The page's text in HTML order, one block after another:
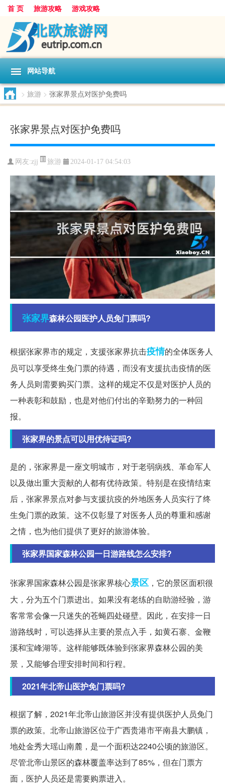
首 页 旅游攻略 游戏攻略
网站导航
> 旅游 > 张家界景点对医护免费吗
张家界景点对医护免费吗
网友:zjj 旅游 2024-01-17 04:54:03
张家界森林公园医护人员免门票吗?
根据张家界市的规定，支援张家界抗击疫情的全体医务人
员可以享受终生免门票的待遇，而没有支援抗击疫情的医
务人员则需要购买门票。这样的规定不仅是对医护人员的
一种表彰和鼓励，也是对他们付出的辛勤努力的一种回
报。
张家界的景点可以用优待证吗?
是的，张家界是一座文明城市，对于老弱病残、革命军人
以及做出重大贡献的人都有优待政策。特别是在疫情结束
后，张家界景点对参与支援抗疫的外地医务人员实行了终
生免门票的政策。这不仅彰显了对医务人员的尊重和感谢
之情，也为他们提供了更好的旅游体验。
张家界国家森林公园一日游路线怎么安排?
张家界国家森林公园是张家界核心景区 ，它的景区面积很
大，分为五个门票进出。如果没有老练的自助游经验，游
客常常会像一只迷失的苍蝇四处碰壁。因此，在安排一日
游路线时，可以选择从主要的景点入手，如黄石寨、金鞭
溪和宝峰湖等。这样能够既体验到张家界森林公园的美
景，又能够合理安排时间和行程。
2021年北帝山医护免门票吗?
根据了解，2021年北帝山旅游区并没有提供医护人员免门
票的政策。北帝山旅游区位于广西贵港市平南县大鹏镇，
地处金秀大瑶山南麓，是一个面积达2240公顷的旅游区。
尽管北帝山景区的森林覆盖率达到了85%，但在门票方
面，医护人员还是需要购票进入。